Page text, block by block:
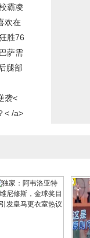
霸凌
欢在
胜76
萨需
腿部
袭<
< /a>